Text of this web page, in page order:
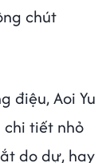
chút
điệu, Aoi Yu
tiết nhỏ
do dự, hay